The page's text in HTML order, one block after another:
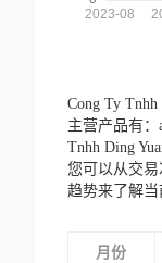
Cong Ty
主营产品有：
Tnhh Ding
您可以从交
趋势来了解当
月份